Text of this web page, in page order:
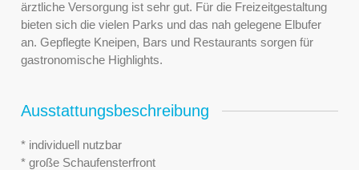
ärztliche Versorgung ist sehr gut. Für die Freizeitgestaltung
bieten sich die vielen Parks und das nah gelegene Elbufer
an. Gepflegte Kneipen, Bars und Restaurants sorgen für
gastronomische Highlights.
Ausstattungsbeschreibung
* individuell nutzbar
* große Schaufensterfront